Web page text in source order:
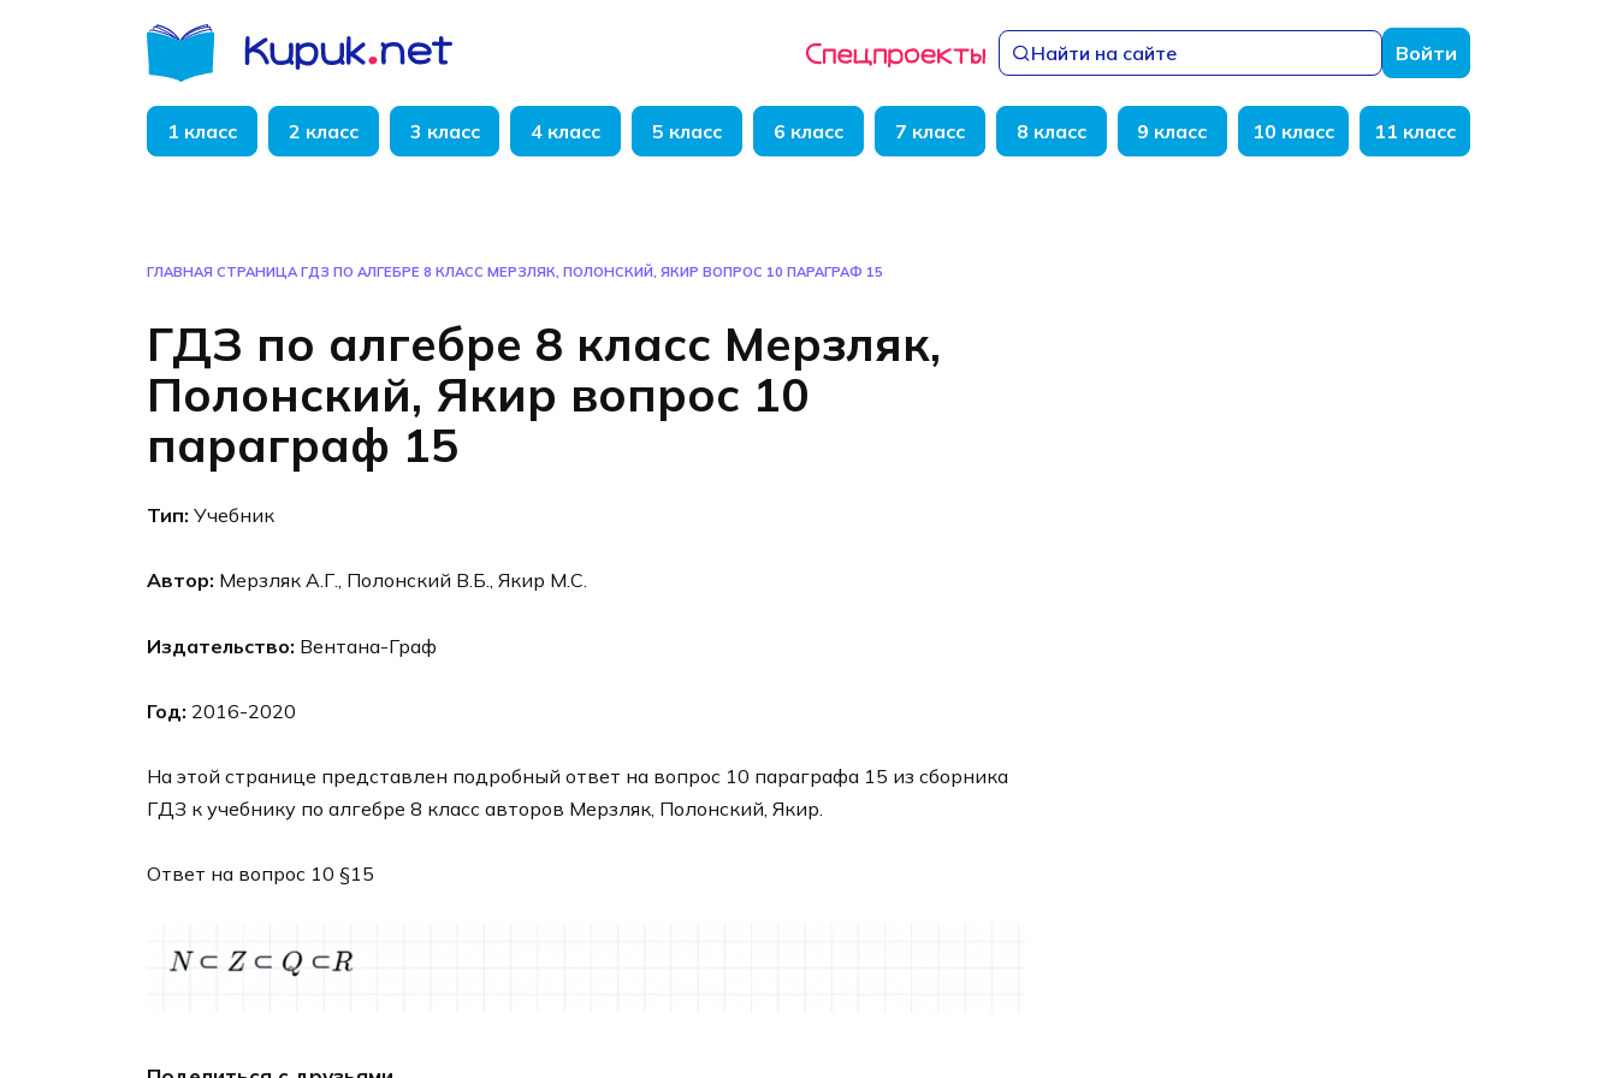
Найти на сайте Войти
1 класс 2 класс 3 класс 4 класс 5 класс 6 класс 7 класс 8 класс 9 класс 10 класс 11 класс
ГЛАВНАЯ СТРАНИЦА ГДЗ ПО АЛГЕБРЕ 8 КЛАСС МЕРЗЛЯК, ПОЛОНСКИЙ, ЯКИР ВОПРОС 10 ПАРАГРАФ 15
ГДЗ по алгебре 8 класс Мерзляк,
Полонский, Якир вопрос 10
параграф 15
Тип: Учебник
Автор: Мерзляк А.Г., Полонский В.Б., Якир М.С.
Издательство: Вентана-Граф
Год: 2016-2020
На этой странице представлен подробный ответ на вопрос 10 параграфа 15 из сборника
ГДЗ к учебнику по алгебре 8 класс авторов Мерзляк, Полонский, Якир.
Ответ на вопрос 10 §15